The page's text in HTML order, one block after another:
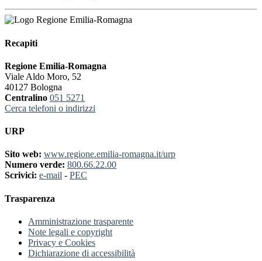
Recapiti
Regione Emilia-Romagna
Viale Aldo Moro, 52
40127 Bologna
Centralino 051 5271
Cerca telefoni o indirizzi
URP
Sito web: www.regione.emilia-romagna.it/urp
Numero verde: 800.66.22.00
Scrivici: e-mail - PEC
Trasparenza
Amministrazione trasparente
Note legali e copyright
Privacy e Cookies
Dichiarazione di accessibilità